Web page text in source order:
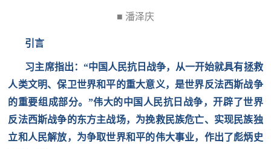
要
闻
点
踪
热
国
■ 潘泽庆
引言
习主席指出：“中国人民抗日战争，从一开始就具有拯救
人类文明、保卫世界和平的重大意义，是世界反法西斯战争
的重要组成部分。”伟大的中国人民抗日战争，开辟了世界
反法西斯战争的东方主战场，为挽救民族危亡、实现民族独
立和人民解放，为争取世界和平的伟大事业，作出了彪炳史